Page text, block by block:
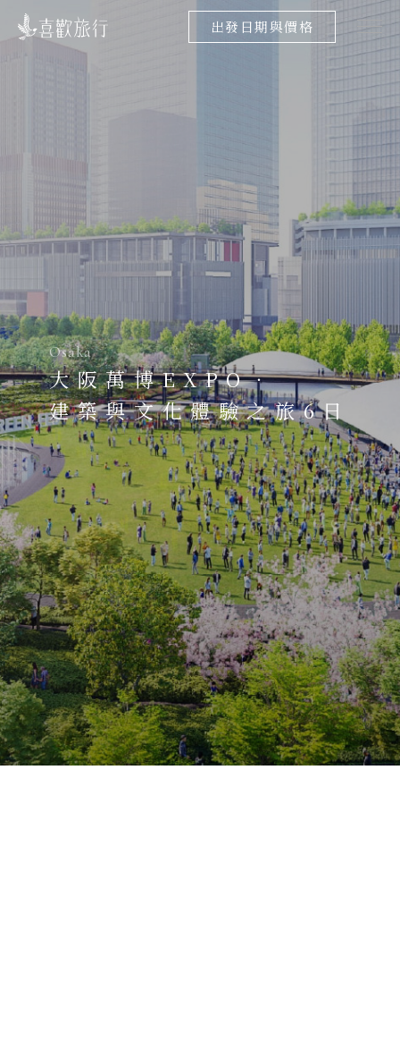
出發日期與價格
Osaka
大阪萬博EXPO．
建築與文化體驗之旅6日